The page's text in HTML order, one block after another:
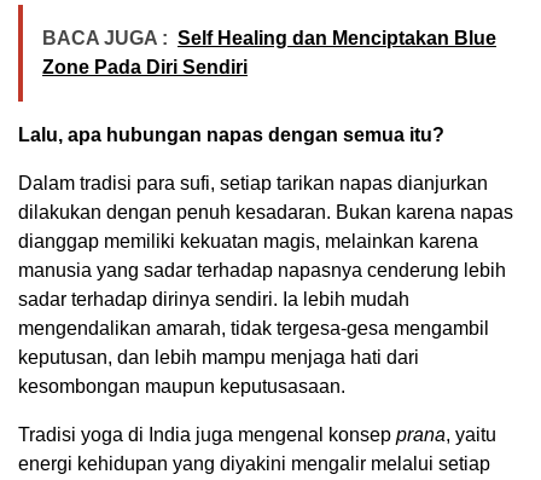
BACA JUGA : Self Healing dan Menciptakan Blue
Zone Pada Diri Sendiri
Lalu, apa hubungan napas dengan semua itu?
Dalam tradisi para sufi, setiap tarikan napas dianjurkan
dilakukan dengan penuh kesadaran. Bukan karena napas
dianggap memiliki kekuatan magis, melainkan karena
manusia yang sadar terhadap napasnya cenderung lebih
sadar terhadap dirinya sendiri. Ia lebih mudah
mengendalikan amarah, tidak tergesa-gesa mengambil
keputusan, dan lebih mampu menjaga hati dari
kesombongan maupun keputusasaan.
Tradisi yoga di India juga mengenal konsep prana, yaitu
energi kehidupan yang diyakini mengalir melalui setiap